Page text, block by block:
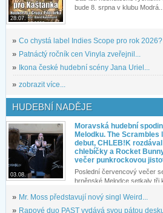
28.07.
bude 8. srpna v klubu Modrá...
» Co chystá label Indies Scope pro rok 2026?
» Patnáctý ročník cen Vinyla zveřejnil...
» Ikona české hudební scény Jana Uriel...
» zobrazit více...
HUDEBNÍ NADĚJE
03.08.
Moravská hudební
Melodku. The Scrambles
debut, CHLEB!K rozdával
chlebíčky a Rocket
večer punkrockovou
Poslední červencový večer
brněnské Melodce setkaly tři
» Mr. Moss představují nový singl Weird...
» Rapové duo PAST vydává svou pátou